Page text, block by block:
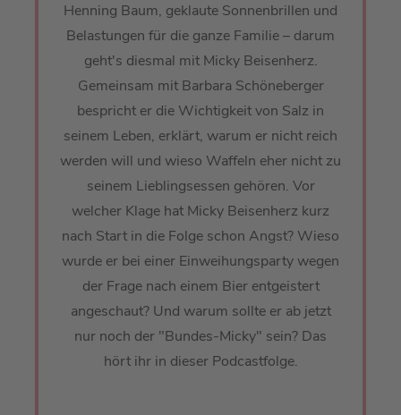
Henning Baum, geklaute Sonnenbrillen und
Belastungen für die ganze Familie – darum
geht's diesmal mit Micky Beisenherz.
Gemeinsam mit Barbara Schöneberger
bespricht er die Wichtigkeit von Salz in
seinem Leben, erklärt, warum er nicht reich
werden will und wieso Waffeln eher nicht zu
seinem Lieblingsessen gehören. Vor
welcher Klage hat Micky Beisenherz kurz
nach Start in die Folge schon Angst? Wieso
wurde er bei einer Einweihungsparty wegen
der Frage nach einem Bier entgeistert
angeschaut? Und warum sollte er ab jetzt
nur noch der "Bundes-Micky" sein? Das
hört ihr in dieser Podcastfolge.